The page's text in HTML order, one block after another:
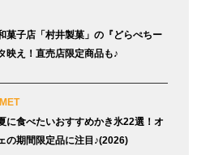
菓子店「村井製菓」の『どらぺちー
映え！直売店限定商品も♪
に食べたいおすすめかき氷22選！オ
の期間限定品に注目♪(2026)